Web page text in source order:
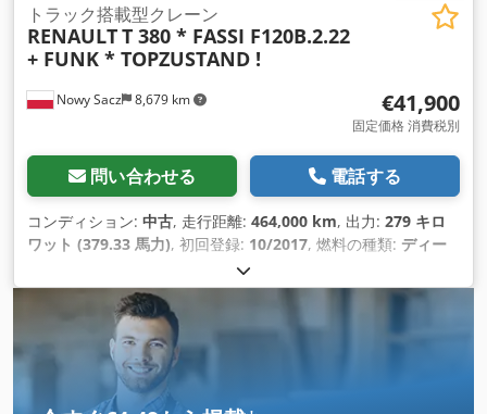
Nowy Sacz 8,679 km
トラック搭載型クレーン
RENAULTT 380 * FASSI F120B.2.22
+ FUNK * TOPZUSTAND !
€41,900
固定価格 消費税別
問い合わせる 電話する
コンディション: 中古, 走行距離: 464,000 km, 出力: 279 キロ
ワット (379.33 馬力), 初回登録: 10/2017, 燃料の種類: ディー
26,000 kg（キログラム）
レーキ:リターダ, 色:白色, 変速方式:オートマチック, 荷室長:
, 荷室幅:2,550 mm
ABS（アンチロック・ブレーキ・システム）, エア
コン, クレーン,